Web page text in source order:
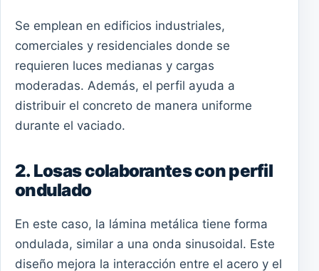
Se emplean en edificios industriales,
comerciales y residenciales donde se
requieren luces medianas y cargas
moderadas. Además, el perfil ayuda a
distribuir el concreto de manera uniforme
durante el vaciado.
2. Losas colaborantes con perfil
ondulado
En este caso, la lámina metálica tiene forma
ondulada, similar a una onda sinusoidal. Este
diseño mejora la interacción entre el acero y el